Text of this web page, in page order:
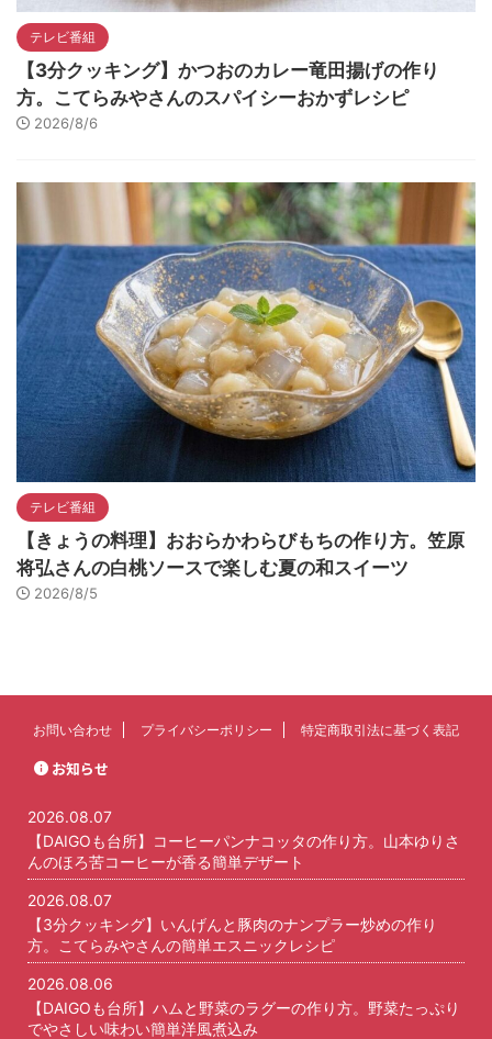
テレビ番組
【3分クッキング】かつおのカレー竜田揚げの作り
方。こてらみやさんのスパイシーおかずレシピ
2026/8/6
テレビ番組
【きょうの料理】おおらかわらびもちの作り方。笠原
将弘さんの白桃ソースで楽しむ夏の和スイーツ
2026/8/5
お問い合わせ プライバシーポリシー 特定商取引法に基づく表記
お知らせ
2026.08.07
【DAIGOも台所】コーヒーパンナコッタの作り方。山本ゆりさ
んのほろ苦コーヒーが香る簡単デザート
2026.08.07
【3分クッキング】いんげんと豚肉のナンプラー炒めの作り
方。こてらみやさんの簡単エスニックレシピ
2026.08.06
【DAIGOも台所】ハムと野菜のラグーの作り方。野菜たっぷり
でやさしい味わい簡単洋風煮込み